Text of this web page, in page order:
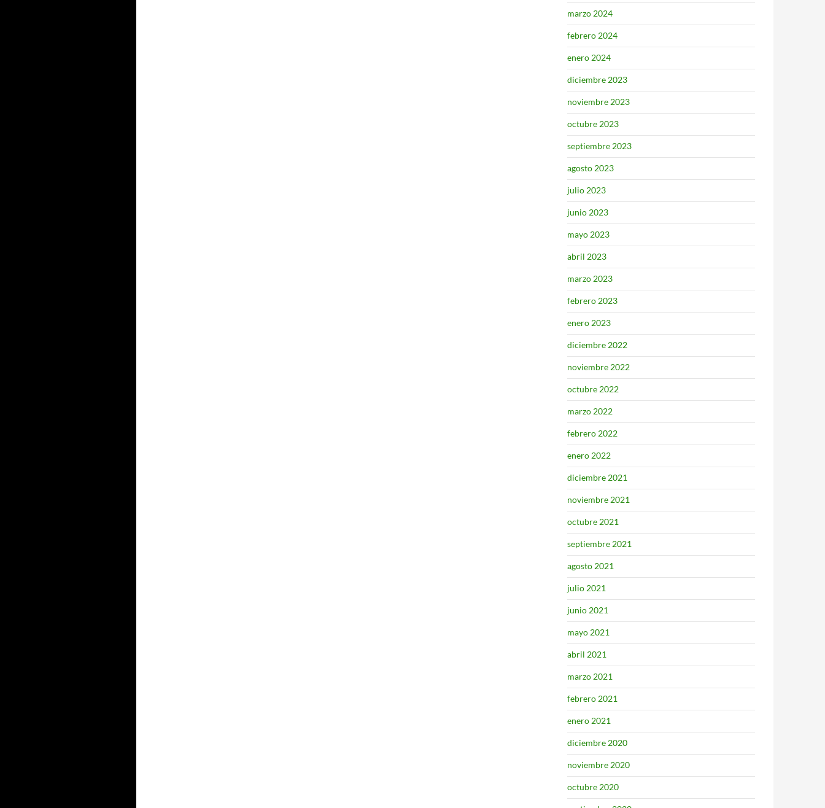
marzo 2024
febrero 2024
enero 2024
diciembre 2023
noviembre 2023
octubre 2023
septiembre 2023
agosto 2023
julio 2023
junio 2023
mayo 2023
abril 2023
marzo 2023
febrero 2023
enero 2023
diciembre 2022
noviembre 2022
octubre 2022
marzo 2022
febrero 2022
enero 2022
diciembre 2021
noviembre 2021
octubre 2021
septiembre 2021
agosto 2021
julio 2021
junio 2021
mayo 2021
abril 2021
marzo 2021
febrero 2021
enero 2021
diciembre 2020
noviembre 2020
octubre 2020